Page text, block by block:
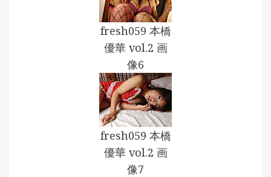
fresh059 本橋
優華 vol.2 画
像6
fresh059 本橋
優華 vol.2 画
像7